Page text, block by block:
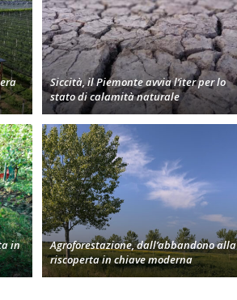
Siccità, il Piemonte avvia l’iter per lo
stato di calamità naturale
in
Agroforestazione, dall’abbandono alla
riscoperta in chiave moderna